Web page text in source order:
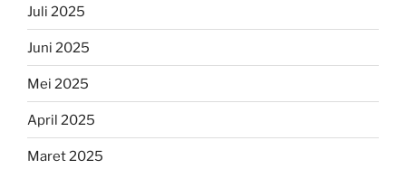
Juli 2025
Juni 2025
Mei 2025
April 2025
Maret 2025